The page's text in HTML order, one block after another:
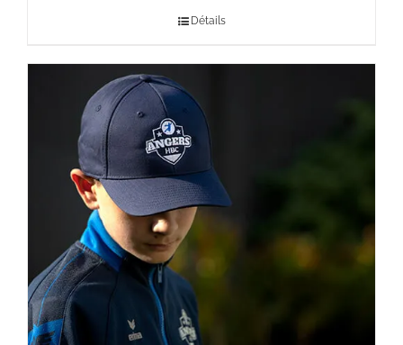
à
59,00 €
Détails